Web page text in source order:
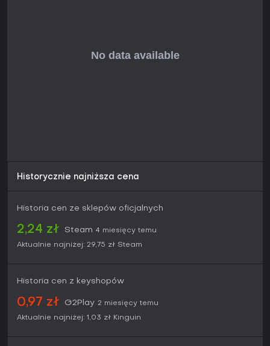
changing in some areas, forcing you to find correct
Historycznie najniższa cena
Historia cen ze sklepów oficjalnych
2,24 zł Steam 4 miesięcy temu
Aktualnie najniżej: 29,75 zł Steam
Historia cen z keyshopów
0,97 zł G2Play 2 miesięcy temu
Aktualnie najniżej: 1,03 zł Kinguin